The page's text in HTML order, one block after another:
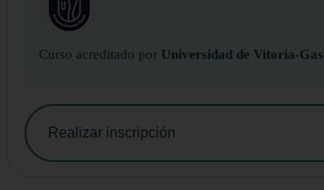
Curso acreditado por Universidad de Vitoria-
Realizar inscripción